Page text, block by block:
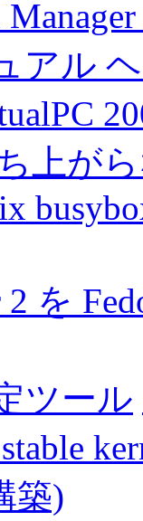
アル
上が
2 を
ツール
築)